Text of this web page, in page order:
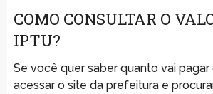
COMO CONSULTAR O
IPTU?
Se você quer saber quanto vai pagar
acessar o site da prefeitura e